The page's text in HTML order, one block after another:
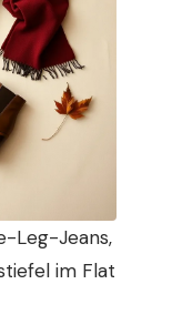
Leg-Jeans,
im Flat